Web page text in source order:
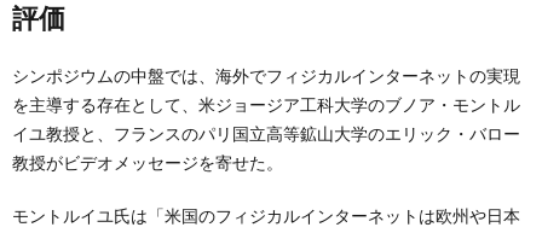
評価
シンポジウムの中盤では、海外でフィジカルインターネットの実現
を主導する存在として、米ジョージア工科大学のブノア・モントル
イユ教授と、フランスのパリ国立高等鉱山大学のエリック・バロー
教授がビデオメッセージを寄せた。
モントルイユ氏は「米国のフィジカルインターネットは欧州や日本